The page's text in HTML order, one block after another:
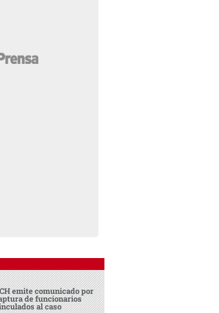
emite comunicado por
de funcionarios
al caso